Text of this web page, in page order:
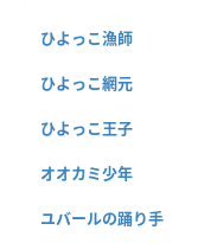
ひよっこ漁師
ひよっこ網元
ひよっこ王子
オオカミ少年
ユバールの踊り手